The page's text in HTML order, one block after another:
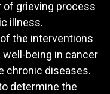
of grieving process
illness.
the interventions
being in cancer
chronic diseases.
determine the